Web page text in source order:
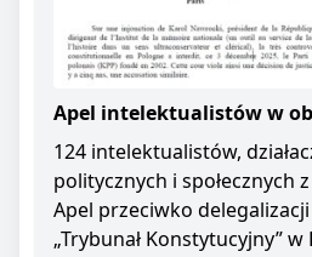
Apel intelektualistów w
124 intelektualistów,
politycznych i społecznych
Apel przeciwko
„Trybunał Konstytucyjny” w